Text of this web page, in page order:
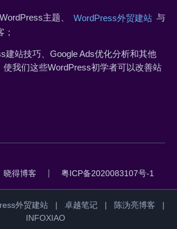
主题、 WordPress外贸建站 与
建站技巧、Google Ads优化分析和其他
使我们这些WordPress初学者可以改善站
晓得博客 ｜ 粤ICP备2020083107号-1
外贸建站 | 卓越笔记 | 陈沩亮博客
|
INFOXIAO